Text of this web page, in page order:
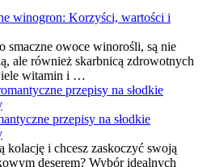
winogron: Korzyści, wartości i
smaczne owoce winorośli, są nie
ale również skarbnicą zdrowotnych
witamin i …
przepisy na słodkie
kolację i chcesz zaskoczyć swoją
deserem? Wybór idealnych